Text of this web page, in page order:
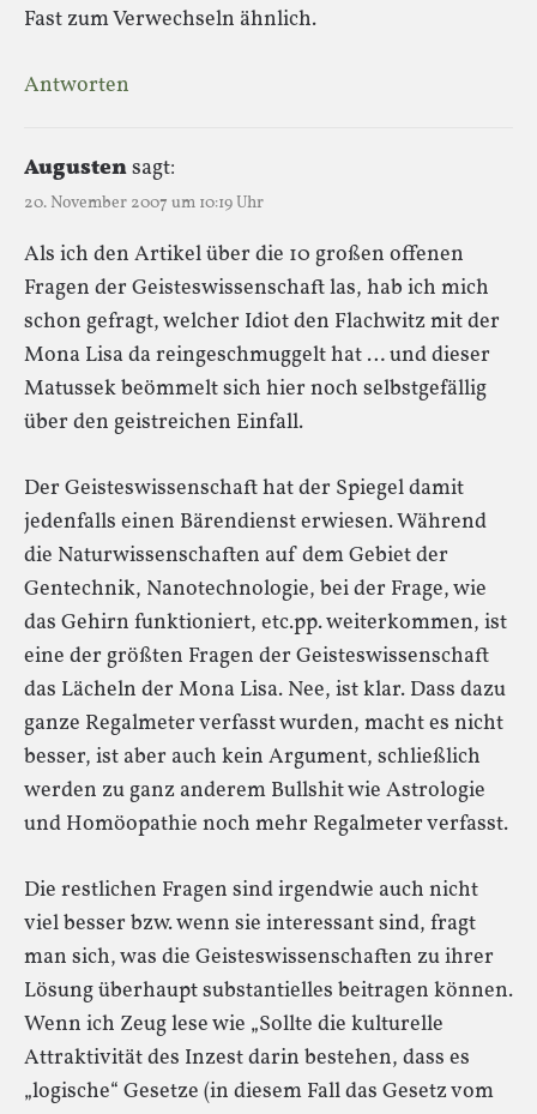
Fast zum Verwechseln ähnlich.
Antworten
Augustensagt:
20. November 2007 um 10:19 Uhr
Als ich den Artikel über die 10 großen offenen
Fragen der Geisteswissenschaft las, hab ich mich
schon gefragt, welcher Idiot den Flachwitz mit der
Mona Lisa da reingeschmuggelt hat … und dieser
Matussek beömmelt sich hier noch selbstgefällig
über den geistreichen Einfall.
Der Geisteswissenschaft hat der Spiegel damit
jedenfalls einen Bärendienst erwiesen. Während
die Naturwissenschaften auf dem Gebiet der
Gentechnik, Nanotechnologie, bei der Frage, wie
das Gehirn funktioniert, etc.pp. weiterkommen, ist
eine der größten Fragen der Geisteswissenschaft
das Lächeln der Mona Lisa. Nee, ist klar. Dass dazu
ganze Regalmeter verfasst wurden, macht es nicht
besser, ist aber auch kein Argument, schließlich
werden zu ganz anderem Bullshit wie Astrologie
und Homöopathie noch mehr Regalmeter verfasst.
Die restlichen Fragen sind irgendwie auch nicht
viel besser bzw. wenn sie interessant sind, fragt
man sich, was die Geisteswissenschaften zu ihrer
Lösung überhaupt substantielles beitragen können.
Wenn ich Zeug lese wie „Sollte die kulturelle
Attraktivität des Inzest darin bestehen, dass es
„logische“ Gesetze (in diesem Fall das Gesetz vom